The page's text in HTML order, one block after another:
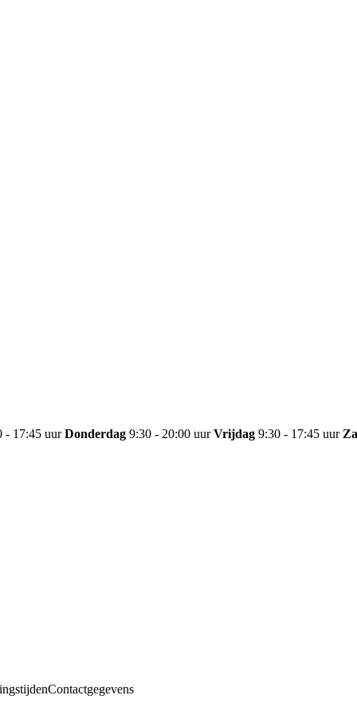
- 17:45 uur Donderdag 9:30 - 20:00 uur Vrijdag 9:30 - 17:45 uur
Contactgegevens